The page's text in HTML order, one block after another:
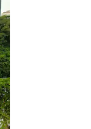
el dedo.